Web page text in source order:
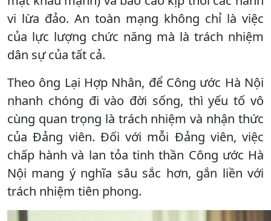
vi lừa đảo. An toàn mạng không chỉ là việc
của lực lượng chức năng mà là trách nhiệm
dân sự của tất cả.
Theo ông Lại Hợp Nhân, để Công ước Hà Nội
nhanh chóng đi vào đời sống, thì yếu tố vô
cùng quan trọng là trách nhiệm và nhận thức
của Đảng viên. Đối với mỗi Đảng viên, việc
chấp hành và lan tỏa tinh thần Công ước Hà
Nội mang ý nghĩa sâu sắc hơn, gắn liền với
trách nhiệm tiên phong.